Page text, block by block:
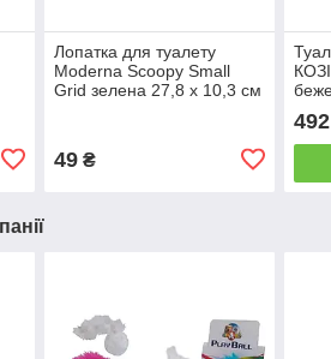
Лопатка для туалету
Moderna Scoopy Small
Grid зелена 27,8 х 10,3 см
49₴
492